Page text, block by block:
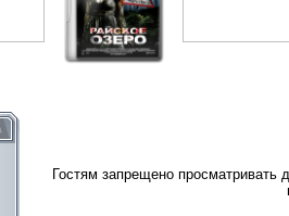
Гостям запрещено просматривать